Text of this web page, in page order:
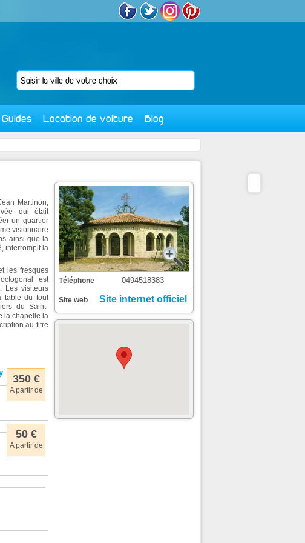
Guides Location de voiture Blog
Martinon,
qui était
un quartier
visionnaire
ainsi que la
interrompit la
les fresques
est
Les visiteurs
table du tout
du Saint-
la chapelle la
au titre
350 €
A partir de
50 €
A partir de
Téléphone 0494518383
Site web Site internet officiel